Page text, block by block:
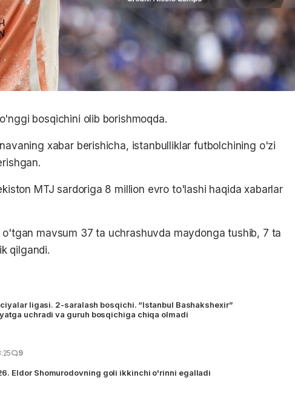
bosqichini olib borishmoqda.
xabar berishicha, istanbulliklar futbolchining o'zi
MTJ sardoriga 8 million evro to'lashi haqida xabarlar
mavsum 37 ta uchrashuvda maydonga tushib, 7 ta
qilgandi.
ligasi. 2-saralash bosqichi. “Istanbul Bashakshexir”
uchradi va guruh bosqichiga chiqa olmadi
9
Eldor Shomurodovning goli ikkinchi o'rinni egalladi